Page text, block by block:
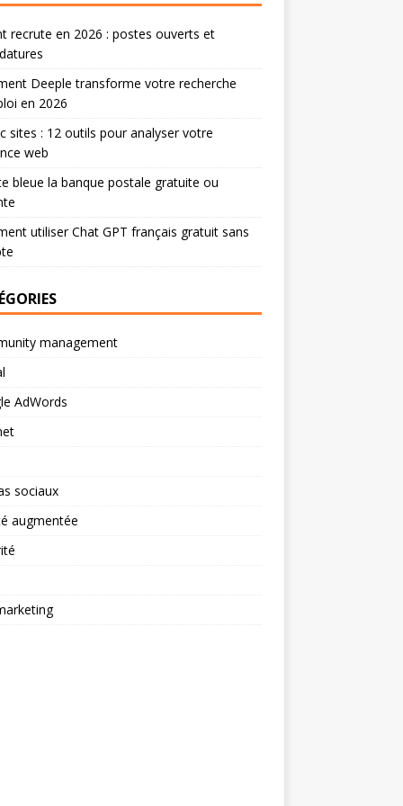
recrute en 2026 : postes ouverts et
Deeple transforme votre recherche
en 2026
sites : 12 outils pour analyser votre
web
bleue la banque postale gratuite ou
utiliser Chat GPT français gratuit sans
management
AdWords
sociaux
augmentée